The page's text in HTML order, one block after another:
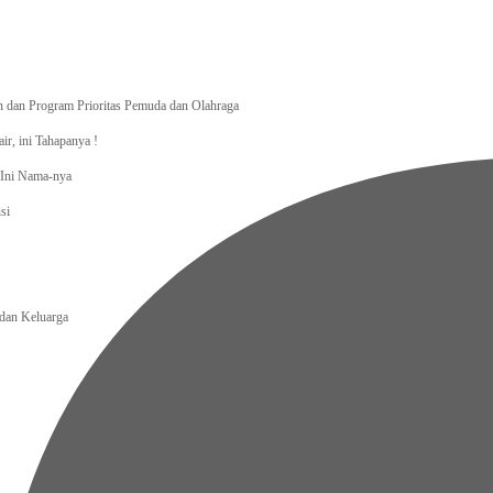
Program Prioritas Pemuda dan Olahraga
ini Tahapanya !
Nama-nya
Keluarga